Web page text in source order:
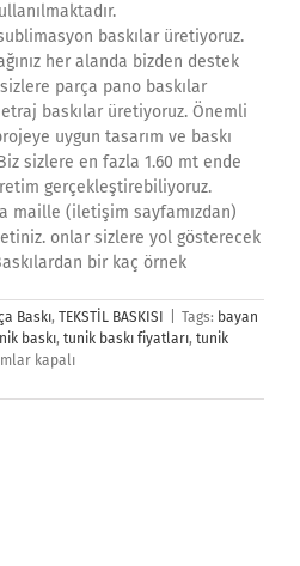
baskılar üretiyoruz.
her alanda bizden destek
parça pano baskılar
baskılar üretiyoruz. Önemli
uygun tasarım ve baskı
sizlere en fazla 1.60 mt ende
gerçekleştirebiliyoruz.
maille (iletişim sayfamızdan)
onlar sizlere yol gösterecek
bir kaç örnek
Baskı, TEKSTİL BASKISI Tags: bayan
baskı, tunik baskı fiyatları, tunik
kapalı